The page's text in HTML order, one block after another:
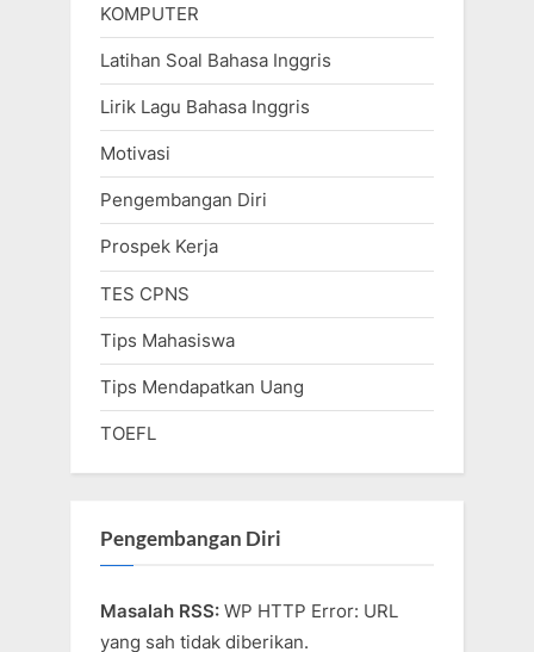
KOMPUTER
Latihan Soal Bahasa Inggris
Lirik Lagu Bahasa Inggris
Motivasi
Pengembangan Diri
Prospek Kerja
TES CPNS
Tips Mahasiswa
Tips Mendapatkan Uang
TOEFL
Pengembangan Diri
Masalah RSS: WP HTTP Error: URL
yang sah tidak diberikan.